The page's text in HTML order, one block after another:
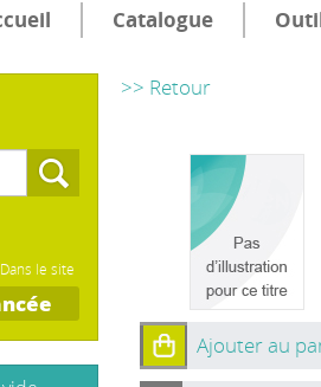
Catalogue
>> Retour
Ajouter au
Dans le site